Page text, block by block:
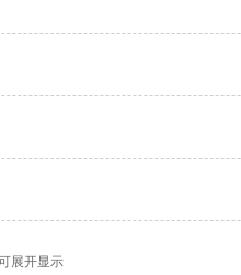
展开显示